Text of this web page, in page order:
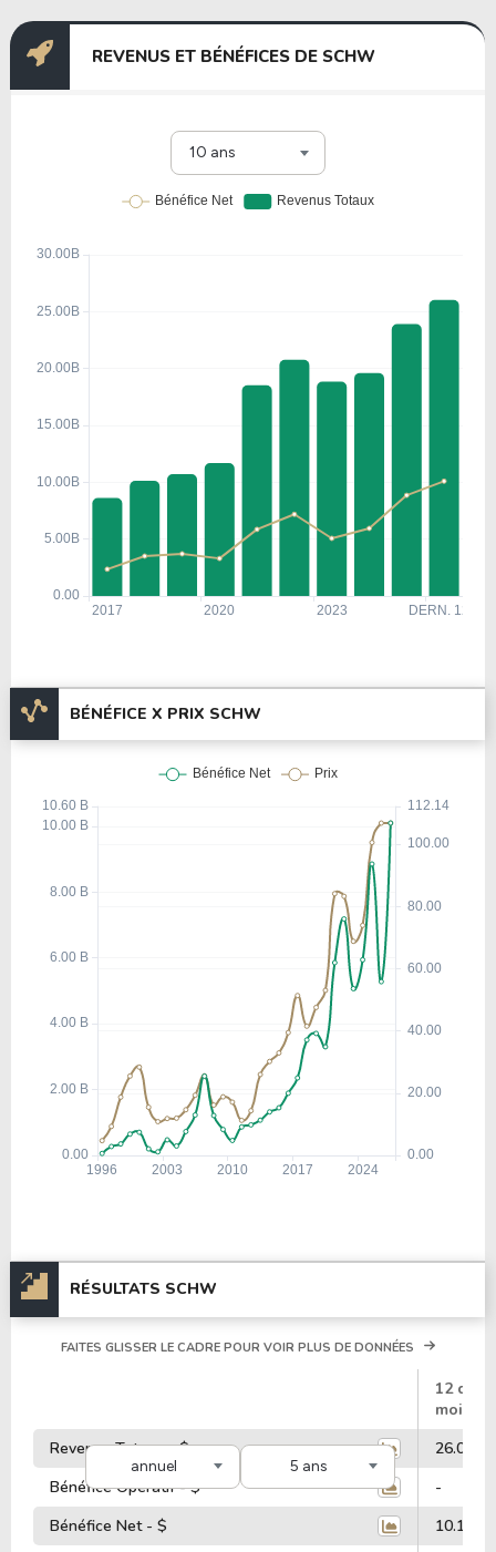
REVENUS ET BÉNÉFICES DE SCHW
10 ans
BÉNÉFICE X PRIX SCHW
RÉSULTATS SCHW
annuel 5 ans
FAITES GLISSER LE CADRE POUR VOIR PLUS DE DONNÉES
12
mois
Revenus Totaux - $
26.03
Bénéfice Opératif - $
-
Bénéfice Net - $
10.10